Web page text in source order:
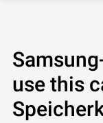
use this